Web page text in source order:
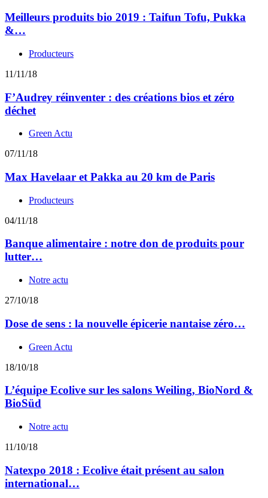
Meilleurs produits bio 2019 : Taifun Tofu, Pukka
&…
Producteurs
11/11/18
F’Audrey réinventer : des créations bios et zéro
déchet
Green Actu
07/11/18
Max Havelaar et Pakka au 20 km de Paris
Producteurs
04/11/18
Banque alimentaire : notre don de produits pour
lutter…
Notre actu
27/10/18
Dose de sens : la nouvelle épicerie nantaise zéro…
Green Actu
18/10/18
L’équipe Ecolive sur les salons Weiling, BioNord &
BioSüd
Notre actu
11/10/18
Natexpo 2018 : Ecolive était présent au salon
international…